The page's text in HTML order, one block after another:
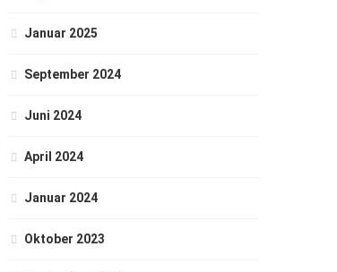
Januar 2025
September 2024
Juni 2024
April 2024
Januar 2024
Oktober 2023